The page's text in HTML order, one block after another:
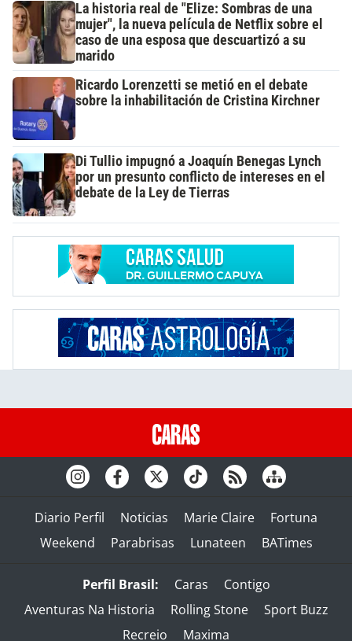
La historia real de "Elize: Sombras de una
mujer", la nueva película de Netflix sobre el
caso de una esposa que descuartizó a su
marido
Ricardo Lorenzetti se metió en el debate
sobre la inhabilitación de Cristina Kirchner
Di Tullio impugnó a Joaquín Benegas Lynch
por un presunto conflicto de intereses en el
debate de la Ley de Tierras
Diario Perfil Noticias Marie Claire
Fortuna
Weekend
Parabrisas Lunateen BATimes
Perfil Brasil: Caras
Contigo
Aventuras Na Historia
Rolling Stone
Sport Buzz
Recreio
Maxima